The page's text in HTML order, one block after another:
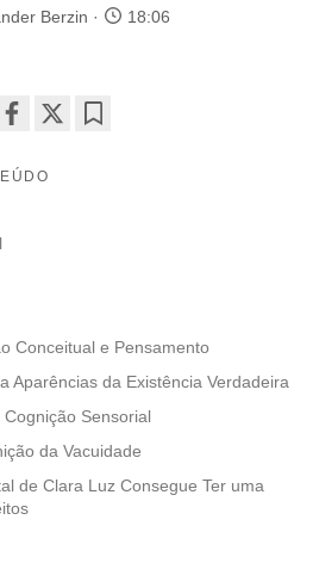
Berzin 18:06
Conceitual e Pensamento
Aparências da Existência Verdadeira
Sensorial
da Vacuidade
de Clara Luz Consegue Ter uma